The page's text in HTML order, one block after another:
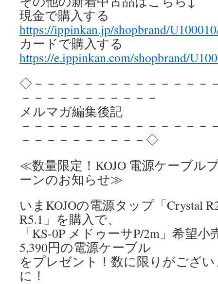
現金で購入する
https://ippinkan.jp/shopbrand/
カードで購入する
https://e.ippinkan.com/shopbrand/
◇－－－－－－－－－－－－－－
－－－－－－－－－－－
メルマガ編集後記
－－－－－－－－－－－－－－－
－－－－－－－－－－◇
≪数量限定！KOJO 電源ケーブル
ーンのお知らせ≫
いまKOJOの電源タップ「Crystal
R5.1」を購入で、
「KS-0P メドゥーサP/2m」希望
5,390円の電源ケーブル
をプレゼント！数に限りがござ
に！